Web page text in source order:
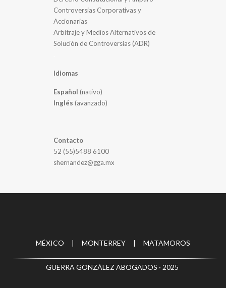
Controversias Corporativas y
Accionarias
Arbitraje y Medios Alternativos de
Solución de Controversias (ADR)
Idiomas
Español (nativo)
Inglés (avanzado)
Contacto
52 (55)5488 6100
shernandez@gga.mx
MÉXICO | MONTERREY | MATAMOROS
GUERRA GONZÁLEZ ABOGADOS · 2025